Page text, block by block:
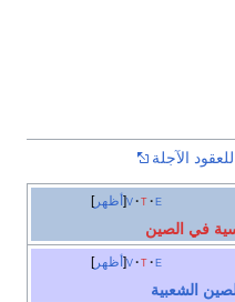
الآجلة
أظهر v t e
في الصين
أظهر v t e
الشعبية